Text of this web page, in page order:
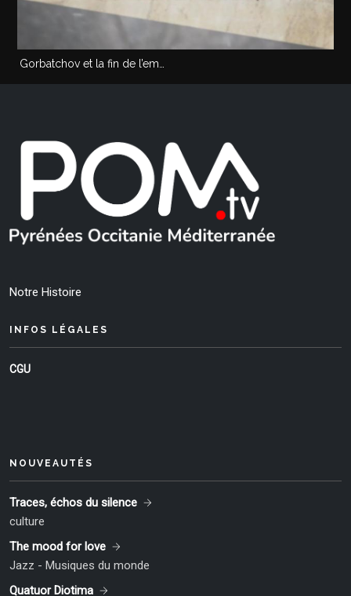
Gorbatchov et la fin de l’em…
Notre Histoire
INFOS LÉGALES
CGU
NOUVEAUTÉS
Traces, échos du silence
culture
The mood for love
Jazz - Musiques du monde
Quatuor Diotima